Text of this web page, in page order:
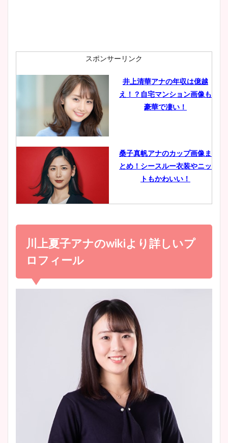
肉も凄い！
鈴木唯の太ってた時の体重が
ヤバすぎww原因や痩せたダ
豊島実季アナのカップ画像ま
とめ！美脚や水着姿に年齢も
宇賀神メグアナのニット画像
池谷実悠アナのメガネ画像が
かわいい！カップや水着姿も
スポンサーリンク
井上清華アナの年収は億越
え！？自宅マンション画像も
豪華で凄い！
桑子真帆アナのカップ画像ま
とめ！シースルー衣装やニッ
トもかわいい！
小室瑛莉子のカップ画像まと
め！足が美脚でニット衣装も
かわいい！
像！身長やカップ、同期や
wikiプロフもチェック！
大家彩香アナのかわいいカッ
プ画像まとめ！同期や実家に
wikiプロフも！
安藤萌々アナのカップ画像や
川上夏子アナのwikiより詳しいプ
ロフィール